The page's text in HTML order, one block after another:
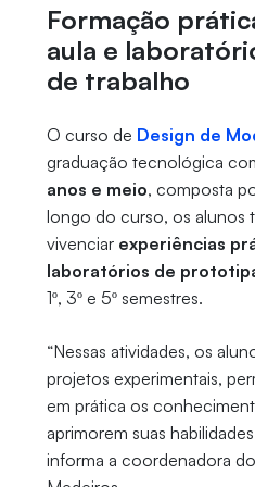
Formação
aula e
de trabalho
O curso de Design de
graduação tecnológica
anos e meio, composta
longo do curso, os alunos
vivenciar experiências
laboratórios de
1º, 3º e 5º semestres.
“Nessas atividades, os
projetos experimentais,
em prática os
aprimorem suas
informa a coordenadora